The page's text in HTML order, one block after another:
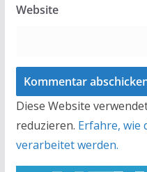
Website
Diese Website
reduzieren. Erfahre, wie
verarbeitet werden.